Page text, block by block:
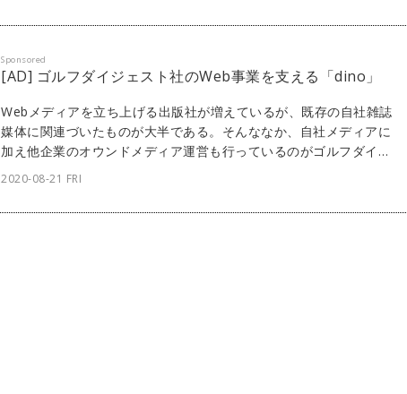
ービス）」。長年イタリア国民に愛され続けている魅力とは。
[AD] ゴルフダイジェスト社のWeb事業を支える「dino」
Webメディアを立ち上げる出版社が増えているが、既存の自社雑誌
媒体に関連づいたものが大半である。そんななか、自社メディアに
加え他企業のオウンドメディア運営も行っているのがゴルフダイジ
Webメディアの背景と展望について話を聞いた。
Sponsored
2020-08-21 FRI